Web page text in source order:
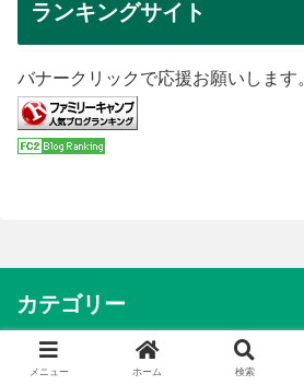
ランキングサイト
バナークリックで応援お願いします
カテゴリー
イベント
メニュー ホーム 検索